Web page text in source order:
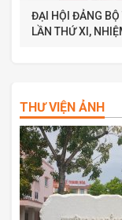
ĐẠI HỘI ĐẢNG BỘ
LẦN THỨ XI,
THƯ VIỆN ẢNH